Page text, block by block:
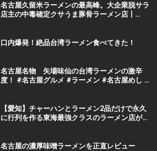
名古屋久留米ラーメンの最高峰。大企業脱サラ
店主の中毒確定クサうま豚骨ラーメン店丨
口内爆発！絶品台湾ラーメン食べてきた！
名古屋名物 矢場味仙の台湾ラーメンの激辛
度！ #名古屋グルメ #ラーメン #名古屋めし #
【愛知】チャーハンとラーメン2品だけで永久
に行列を作る東海最強クラスのラーメン店が凄
名古屋の濃厚味噌ラーメンを正直レビュー